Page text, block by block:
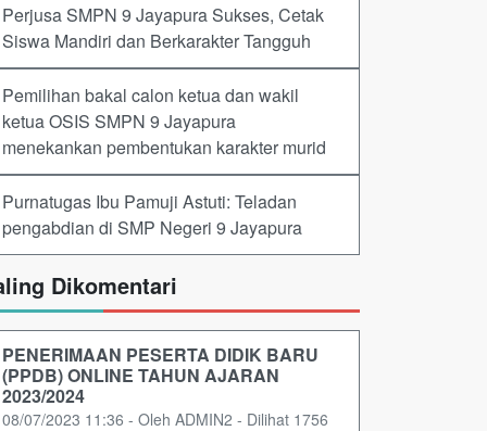
Perjusa SMPN 9 Jayapura Sukses, Cetak
Siswa Mandiri dan Berkarakter Tangguh
Pemilihan bakal calon ketua dan wakil
ketua OSIS SMPN 9 Jayapura
menekankan pembentukan karakter murid
Purnatugas Ibu Pamuji Astuti: Teladan
pengabdian di SMP Negeri 9 Jayapura
Dikomentari
PENERIMAAN PESERTA DIDIK BARU
(PPDB) ONLINE TAHUN AJARAN
2023/2024
08/07/2023 11:36 - Oleh ADMIN2 - Dilihat 1756